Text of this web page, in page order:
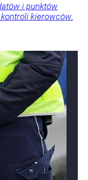
i punktów
kierowców.